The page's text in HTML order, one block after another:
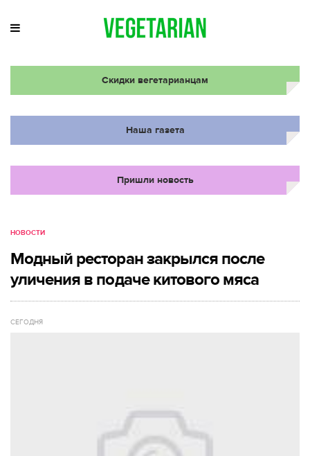
Скидки вегетарианцам
Наша газета
Пришли новость
НОВОСТИ
Модный ресторан закрылся после
уличения в подаче китового мяса
СЕГОДНЯ